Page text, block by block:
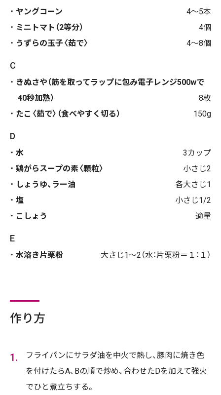
ヤングコーン
4〜5本
ミニトマト（2等分）
4個
うずらの玉子〈茹で〉
4〜8個
C
きぬさや（筋を取ってラップに包み電子レンジ500wで
40秒加熱）
8枚
たこ〈茹で〉（食べやすく切る）
150g
D
水
3カップ
鶏がらスープの素〈顆粒〉
小さじ2
しょうゆ、ラー油
各大さじ1
塩
小さじ1/2
こしょう
適量
E
水溶き片栗粉 大さじ1～2（水：片栗粉＝１：１）
作り方
フライパンにサラダ油を中火で熱し、豚肉に焼き色
を付けたらA、Bの順で炒め、合わせたDを加えて強火
でひと煮立ちする。